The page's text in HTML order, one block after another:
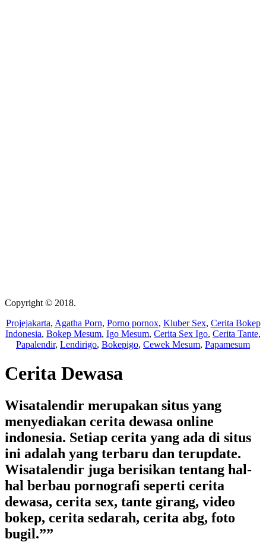
Copyright © 2018.
Projejakarta, Agatha Porn, Porno pornox, Kluber Sex, Cerita Bokep
Indonesia, Bokep Mesum, Igo Mesum, Cerita Sex Igo, Cerita Tante,
Papalendir, Lendirigo, Bokepigo, Cewek Mesum, Papamesum
Cerita Dewasa
Wisatalendir merupakan situs yang
menyediakan cerita dewasa online
indonesia. Setiap cerita yang ada di situs
ini adalah yang terbaru dan terupdate.
Wisatalendir juga berisikan tentang hal-
hal berbau pornografi seperti cerita
dewasa, cerita sex, tante girang, video
bokep, cerita sedarah, cerita abg, foto
bugil.””